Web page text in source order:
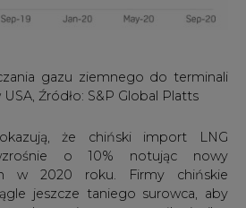
w 2020, Źródło: Thomson